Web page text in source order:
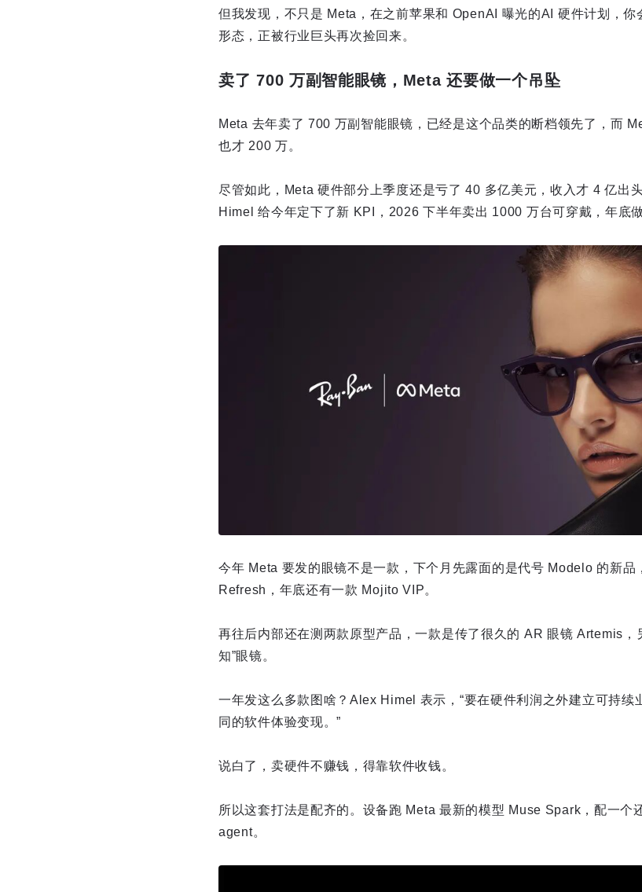
但我发现，不只是 Meta，在之前苹果和 OpenAI 曝光的AI 硬件计划，
形态，正被行业巨头再次捡回来。
卖了 700 万副智能眼镜，Meta 还要做一个吊坠
Meta 去年卖了 700 万副智能眼镜，已经是这个品类的断档领先了，而
也才 200 万。
尽管如此，Meta 硬件部分上季度还是亏了 40 多亿美元，收入才 4 亿出
Himel 给今年定下了新 KPI，2026 下半年卖出 1000 万台可穿戴，年底
今年 Meta 要发的眼镜不是一款，下个月先露面的是代号 Modelo 的新
Refresh，年底还有一款 Mojito VIP。
再往后内部还在测两款原型产品，一款是传了很久的 AR 眼镜 Artemis，
知”眼镜。
一年发这么多款图啥？Alex Himel 表示，“要在硬件利润之外建立可持续
同的软件体验变现。”
说白了，卖硬件不赚钱，得靠软件收钱。
所以这套打法是配齐的。设备跑 Meta 最新的模型 Muse Spark，配一个
agent。